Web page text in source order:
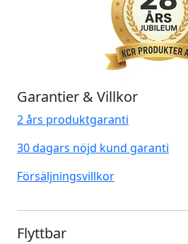
Garantier & Villkor
2 års produktgaranti
30 dagars nöjd kund garanti
Försäljningsvillkor
Flyttbar